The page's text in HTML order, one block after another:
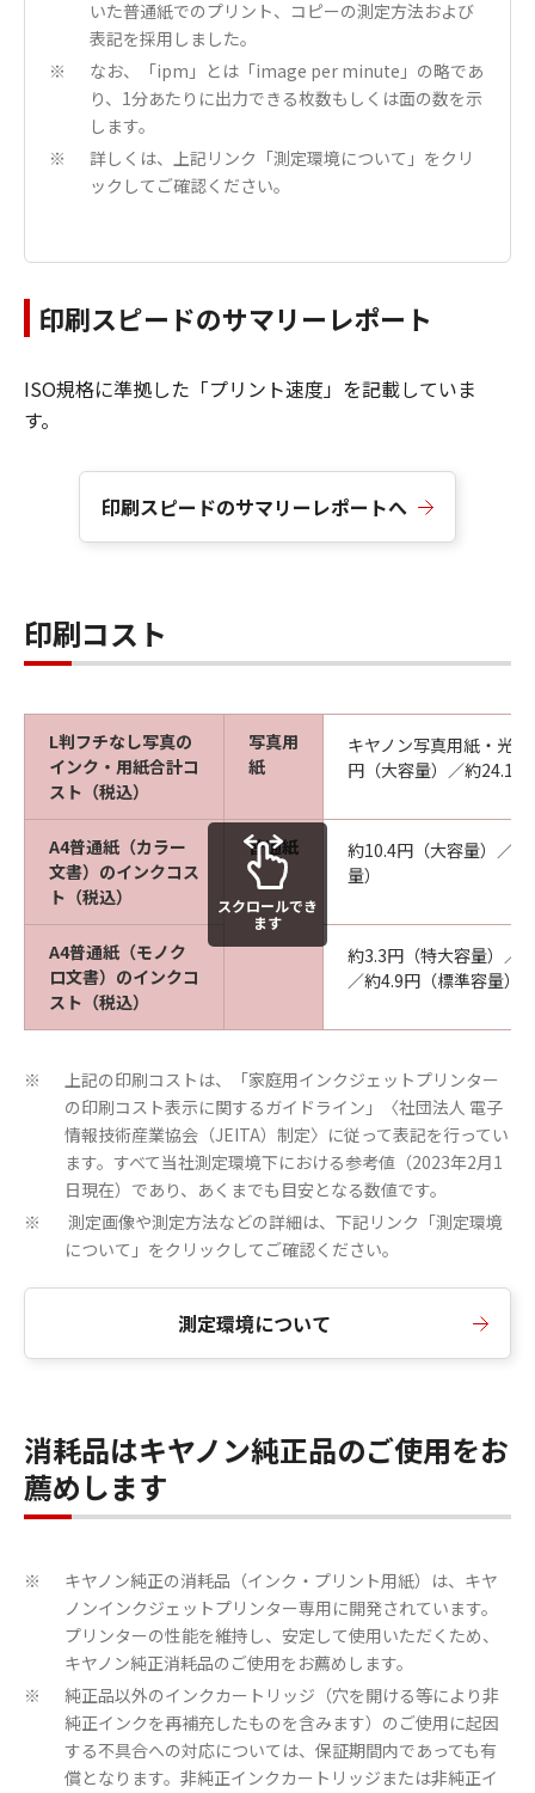
いた普通紙でのプリント、コピーの測定方法および
表記を採用しました。
※
なお、「ipm」とは「image per minute」の略であ
り、1分あたりに出力できる枚数もしくは面の数を示
します。
※
詳しくは、上記リンク「測定環境について」をクリ
ックしてご確認ください。
印刷スピードのサマリーレポート
ISO規格に準拠した「プリント速度」を記載していま
す。
印刷スピードのサマリーレポートへ
印刷コスト
L判フチなし写真の
インク・用紙合計コ
スト（税込）
写真用
紙
キヤノン写真用紙・光
円（大容量）／約24.1
A4普通紙（カラー
文書）のインクコス
ト（税込）
普通紙
約10.4円（大容量）／
量）
A4普通紙（モノク
ロ文書）のインクコ
スト（税込）
約3.3円（特大容量）／
／約4.9円（標準容量）
スクロールでき
ます
※
上記の印刷コストは、「家庭用インクジェットプリンター
の印刷コスト表示に関するガイドライン」〈社団法人 電子
情報技術産業協会（JEITA）制定〉に従って表記を行ってい
ます。すべて当社測定環境下における参考値（2023年2月1
日現在）であり、あくまでも目安となる数値です。
※
測定画像や測定方法などの詳細は、下記リンク「測定環境
について」をクリックしてご確認ください。
測定環境について
消耗品はキヤノン純正品のご使用をお
薦めします
※
キヤノン純正の消耗品（インク・プリント用紙）は、キヤ
ノンインクジェットプリンター専用に開発されています。
プリンターの性能を維持し、安定して使用いただくため、
キヤノン純正消耗品のご使用をお薦めします。
※
純正品以外のインクカートリッジ（穴を開ける等により非
純正インクを再補充したものを含みます）のご使用に起因
する不具合への対応については、保証期間内であっても有
償となります。非純正インクカートリッジまたは非純正イ